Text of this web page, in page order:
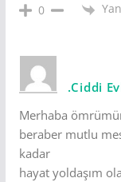
0
.Ciddi
Merhaba
beraber mutlu
kadar
hayat yoldaşım